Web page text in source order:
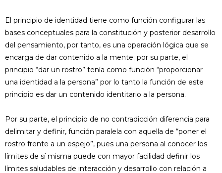
El principio de identidad tiene como función configurar las
bases conceptuales para la constitución y posterior desarrollo
del pensamiento, por tanto, es una operación lógica que se
encarga de dar contenido a la mente; por su parte, el
principio “dar un rostro” tenía como función “proporcionar
una identidad a la persona” por lo tanto la función de este
principio es dar un contenido identitario a la persona.
Por su parte, el principio de no contradicción diferencia para
delimitar y definir, función paralela con aquella de “poner el
rostro frente a un espejo”, pues una persona al conocer los
límites de sí misma puede con mayor facilidad definir los
límites saludables de interacción y desarrollo con relación a